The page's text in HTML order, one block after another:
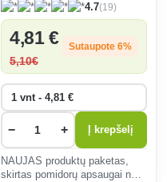
4.7(19)
4,81 €
5,10€
Sutaupote 6%
− + Į krepšelį
NAUJAS produktų paketas,
skirtas pomidorų apsaugai nuo